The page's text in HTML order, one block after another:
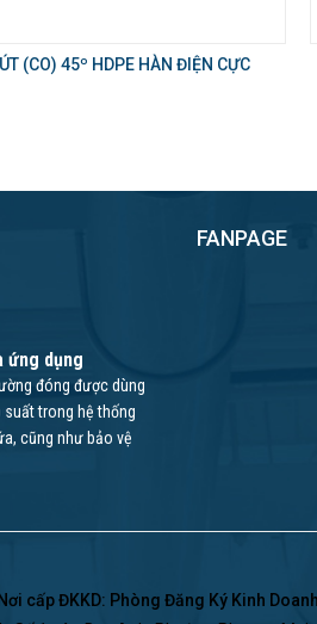
(CO) 45º HDPE HÀN ĐIỆN CỰC
ứng dụng
đóng được dùng
trong hệ thống
cũng như bảo vệ
FANPAGE
cấp ĐKKD: Phòng Đăng Ký Kinh